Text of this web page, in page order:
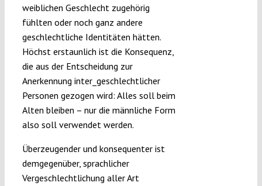
weiblichen Geschlecht zugehörig
fühlten oder noch ganz andere
geschlechtliche Identitäten hätten.
Höchst erstaunlich ist die Konsequenz,
die aus der Entscheidung zur
Anerkennung inter_geschlechtlicher
Personen gezogen wird: Alles soll beim
Alten bleiben – nur die männliche Form
also soll verwendet werden.
Überzeugender und konsequenter ist
demgegenüber, sprachlicher
Vergeschlechtlichung aller Art